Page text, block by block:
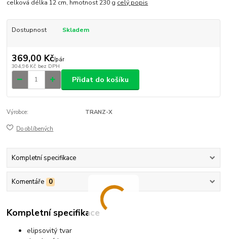
celková délka 12 cm, hmotnost 230 g celý popis
Dostupnost Skladem
369,00 Kč/pár
304,96 Kč bez DPH
Přidat do košíku
Výrobce: TRANZ-X
Do oblíbených
Kompletní specifikace
Komentáře 0
Kompletní specifikace
elipsovitý tvar